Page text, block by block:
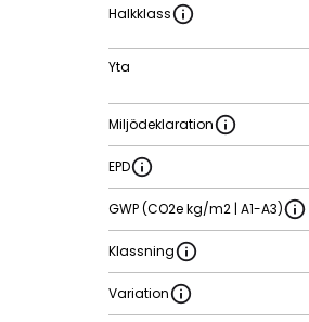
Halkklass
Yta
Miljödeklaration
EPD
GWP (CO2e kg/m2 | A1-A3)
Klassning
Variation